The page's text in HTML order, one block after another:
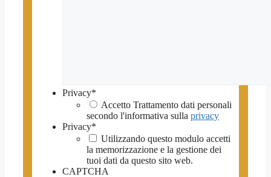
Privacy*
Accetto Trattamento dati personali
secondo l'informativa sulla privacy
Privacy*
Utilizzando questo modulo accetti
la memorizzazione e la gestione dei
tuoi dati da questo sito web.
CAPTCHA